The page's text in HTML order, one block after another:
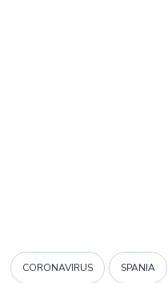
CORONAVIRUS SPANIA